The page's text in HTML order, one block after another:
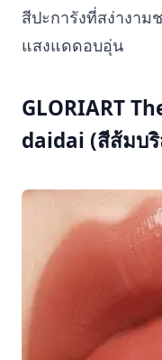
สีปะการังที่สง่างา
แสงแดดอบอุ่น
GLORIART
daidai (สีส้มบ